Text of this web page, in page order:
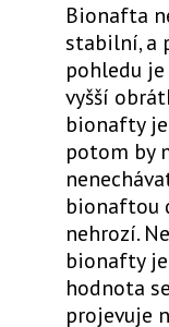
Bionafta
stabilní, a
pohledu
vyšší
bionafty
potom by
bionaftou
nehrozí.
bionafty
hodnota se
projevuje